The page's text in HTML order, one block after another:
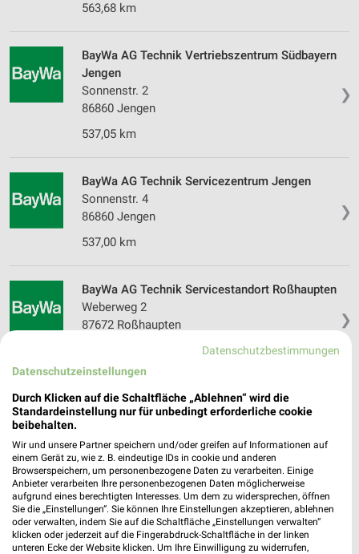
563,68 km
❯
BayWa AG Technik Vertriebszentrum Südbayern
Jengen
Sonnenstr. 2
86860 Jengen
537,05 km
❯
BayWa AG Technik Servicezentrum Jengen
Sonnenstr. 4
86860 Jengen
537,00 km
❯
BayWa AG Technik Servicestandort Roßhaupten
Weberweg 2
87672 Roßhaupten
BayWa Haustechnik GmbH Buchloe
Alpina-Ring 12
533,97 km
BayWa AG Energie Tankstelle Buchloe
Von-Bollstatt-Str. 10
86807 Buchloe
Datenschutzbestimmungen
Datenschutzeinstellungen
Durch Klicken auf die Schaltfläche „Ablehnen“ wird die
Standardeinstellung nur für unbedingt erforderliche cookie
beibehalten.
Wir und unsere Partner speichern und/oder greifen auf Informationen auf
einem Gerät zu, wie z. B. eindeutige IDs in cookie und anderen
Browserspeichern, um personenbezogene Daten zu verarbeiten. Einige
Anbieter verarbeiten Ihre personenbezogenen Daten möglicherweise
aufgrund eines berechtigten Interesses. Um dem zu widersprechen, öffnen
Sie die „Einstellungen“. Sie können Ihre Einstellungen akzeptieren, ablehnen
oder verwalten, indem Sie auf die Schaltfläche „Einstellungen verwalten“
klicken oder jederzeit auf die Fingerabdruck-Schaltfläche in der linken
unteren Ecke der Website klicken. Um Ihre Einwilligung zu widerrufen,